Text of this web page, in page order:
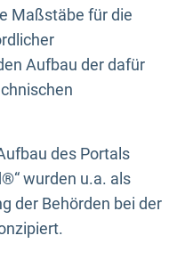
Maßstäbe für die
Aufbau der dafür
des Portals
wurden u.a. als
der Behörden bei der